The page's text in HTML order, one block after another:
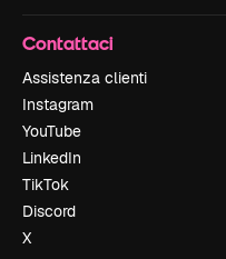
Contattaci
Assistenza clienti
Instagram
YouTube
LinkedIn
TikTok
Discord
X